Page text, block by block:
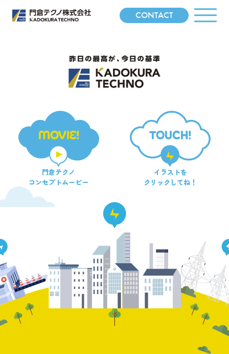
CONTACT
MOVIE!
門倉テクノ
コンセプトムービー
TOUCH!
イラストを
クリックしてね！